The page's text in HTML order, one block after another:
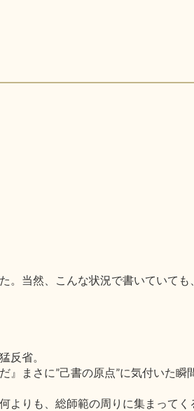
当然、こんな状況で書いていても
反省。
まさに”己書の原点”に気付いた瞬
りも、総師範の周りに集まって